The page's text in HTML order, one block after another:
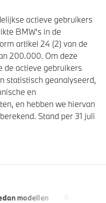
actieve gebruikers
BMW's in de
artikel 24 (2) van de
200.000. Om deze
de actieve gebruikers
statistisch geanalyseerd,
en
en hebben we hiervan
Stand per 31 juli
modellen